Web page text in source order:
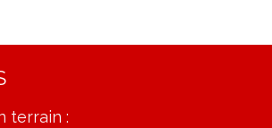
terrain :